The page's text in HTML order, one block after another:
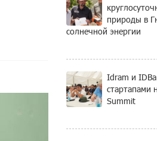
природы в
солнечной энергии
Idram и
стартапами
Summit